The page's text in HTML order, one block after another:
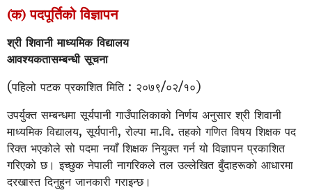
(क) पदपूर्तिको विज्ञापन
श्री शिवानी माध्यमिक विद्यालय
आवश्यकतासम्बन्धी सूचना
(पहिलो पटक प्रकाशित मिति : २०७९/०२/१०)
उपर्युक्त सम्बन्धमा सूर्यपानी गाउँपालिकाको निर्णय अनुसार श्री शिवानी
माध्यमिक विद्यालय, सूर्यपानी, रोल्पा मा.वि. तहको गणित विषय शिक्षक पद
रिक्त भएकोले सो पदमा नयाँ शिक्षक नियुक्त गर्न यो विज्ञापन प्रकाशित
गरिएको छ। इच्छुक नेपाली नागरिकले तल उल्लेखित बुँदाहरूको आधारमा
दरखास्त दिनुहुन जानकारी गराइन्छ।